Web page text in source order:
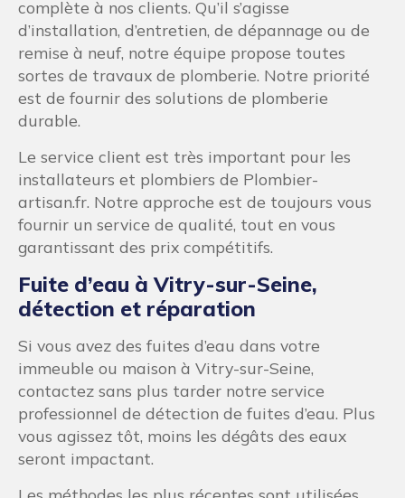
professionnel de détection de fuites d’eau. Plus
vous agissez tôt, moins les dégâts des eaux
seront impactant.
Les méthodes les plus récentes sont utilisées
avec précision et professionnalisme pour
pourquoi elles existent. Notre priorité est la
rapidité, car nous savons que le temps presse
pour minimiser les dégâts.
Installation et réparation de
Concernant l’installation, l’entretien ou le
dépannage de chauffe-eau, nos spécialistes sont
là pour vous aider. Nous avons des partenariats
avec certaines des plus grandes marques de
chauffe-eau sur le marché. Notre objectif est de
faire durer votre appareil le plus longtemps
possible.